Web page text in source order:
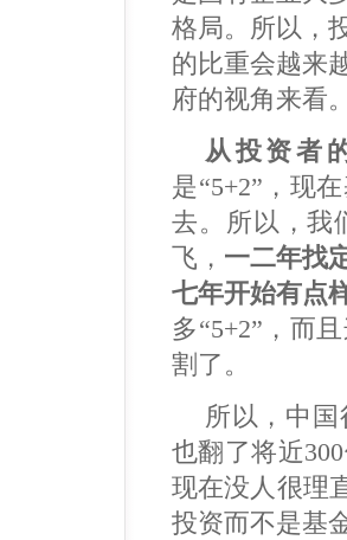
格局。所以，
的比重会越来
府的视角来看
从投资者
是“5+2”，现
去。所以，我
飞， 一二年找
七年开始有点
多“5+2”，而
割了。
所以，中
也翻了将近
现在没人很理
投资而不是基